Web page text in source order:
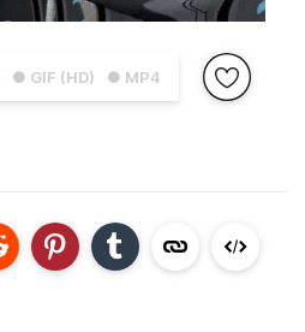
● GIF (HD) ● MP4